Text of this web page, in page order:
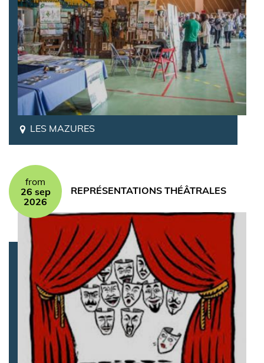
LES MAZURES
from
26 sep
2026
REPRÉSENTATIONS THÉÂTRALES